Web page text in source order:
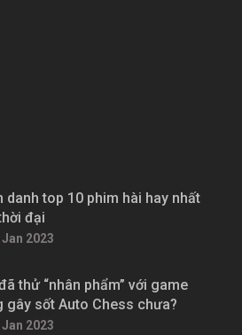
danh top 10 phim hài hay nhất
đại
Jan 2023
thử “nhân phẩm” với game
gây sốt Auto Chess chưa?
Jan 2023